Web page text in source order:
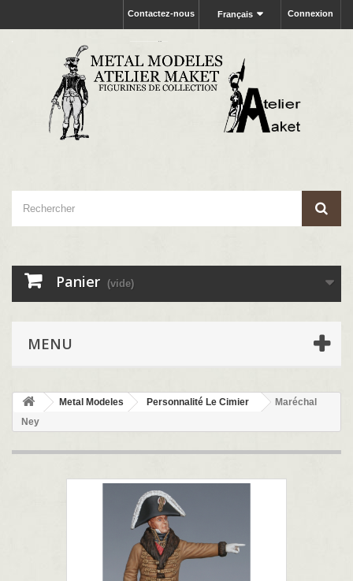
Connexion
Français
Contactez-nous
Panier (vide)
MENU
Metal Modeles Personnalité Le Cimier
Maréchal
Ney